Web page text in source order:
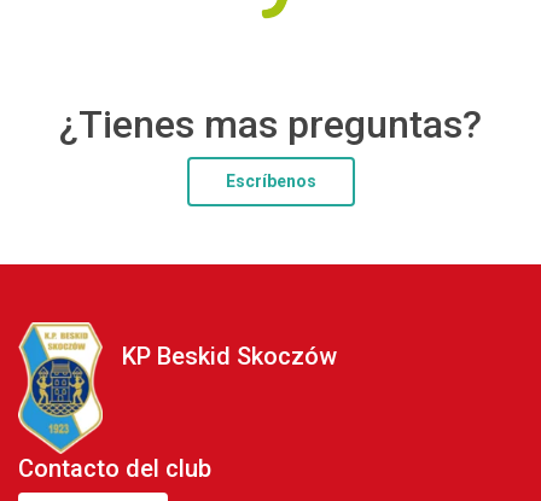
¿Tienes mas preguntas?
Escríbenos
KP Beskid Skoczów
Contacto del club